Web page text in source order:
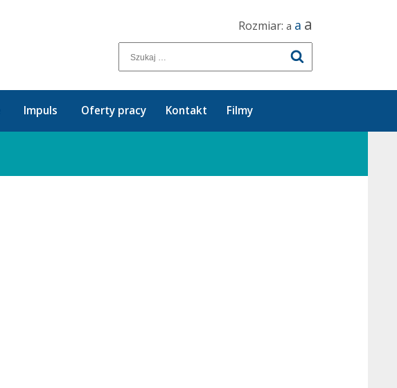
Rozmiar: a a a
Impuls Oferty pracy Kontakt Filmy